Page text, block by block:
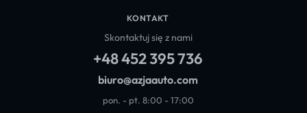
KONTAKT
Skontaktuj się z nami
+48 452 395 736
biuro@azjaauto.com
pon. - pt. 8:00 - 17:00